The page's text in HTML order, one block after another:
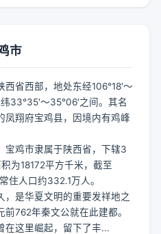
市
西省西部，地处东经106°18′～
33°35′～35°06′之间。其名
凤翔府宝鸡县，因境内有鸡峰
宝鸡市隶属于陕西省，下辖3
为18172平方千米，截至
住人口约332.1万人。
，是华夏文明的重要发祥地之
前762年秦文公就在此建都。
在这里崛起，留下了丰...